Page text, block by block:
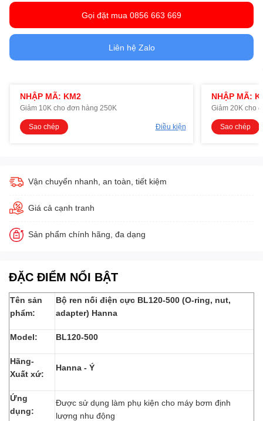
Gọi đặt mua 0856 663 669
Liên hệ Zalo
NHẬP MÃ: KM2
Giảm 10K cho đơn hàng 250K
Sao chép Điều kiện
NHẬP MÃ:
Giảm 20K cho
Sao chép
Vận chuyển nhanh, an toàn, tiết kiệm
Giá cả cạnh tranh
Sản phẩm chính hãng, đa dạng
ĐẶC ĐIỂM NỔI BẬT
Tên sản
phẩm:
Bộ ren nối điện cực BL120-500 (O-ring, nut,
adapter) Hanna
Model: BL120-500
Hãng-
Xuất xứ:
Hanna - Ý
Ứng
dụng:
Được sử dụng làm phụ kiện cho máy bơm định
lượng nhu động